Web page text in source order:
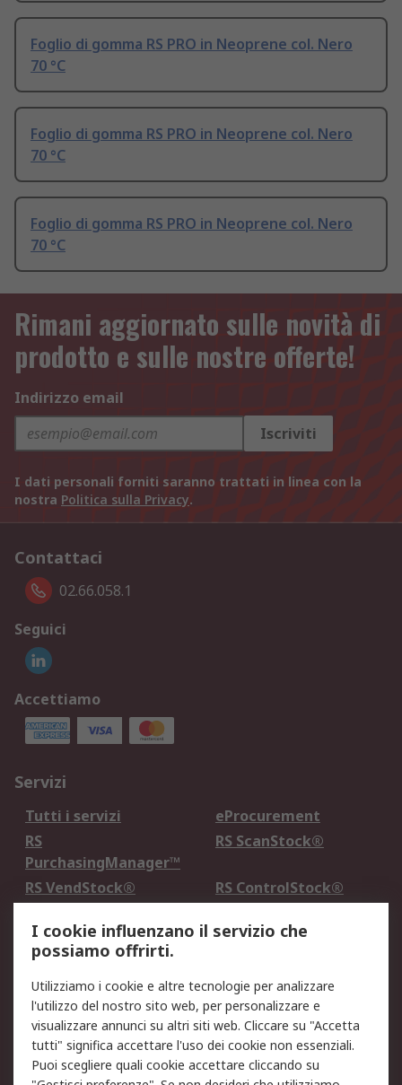
Foglio di gomma RS PRO in Neoprene col. Nero
70 °C
Foglio di gomma RS PRO in Neoprene col. Nero
70 °C
Foglio di gomma RS PRO in Neoprene col. Nero
70 °C
Rimani aggiornato sulle novità di
prodotto e sulle nostre offerte!
Indirizzo email
Iscriviti
I dati personali forniti saranno trattati in linea con la
nostra Politica sulla Privacy.
Contattaci
02.66.058.1
Seguici
Accettiamo
Servizi
Tutti i servizi
eProcurement
RS
PurchasingManager™
RS ScanStock®
RS VendStock®
RS ControlStock®
Legale
Informativa Cookie
Informativa Privacy -
Aggiornata
Email Security
Termini d'uso
Condizioni di vendita
Condizioni generali di
I cookie influenzano il servizio che
possiamo offrirti.
Utilizziamo i cookie e altre tecnologie per analizzare
l'utilizzo del nostro sito web, per personalizzare e
visualizzare annunci su altri siti web. Cliccare su "Accetta
tutti" significa accettare l'uso dei cookie non essenziali.
Puoi scegliere quali cookie accettare cliccando su